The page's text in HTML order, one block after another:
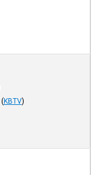
(KBTV)